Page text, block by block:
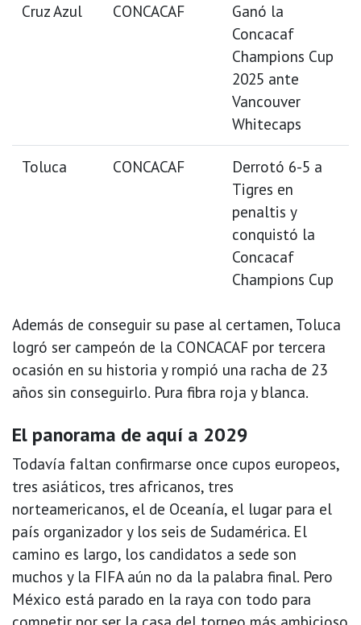
Cruz Azul CONCACAF
Ganó la
Concacaf
Champions Cup
2025 ante
Vancouver
Whitecaps
Toluca CONCACAF
Derrotó 6-5 a
Tigres en
penaltis y
conquistó la
Concacaf
Champions Cup
Además de conseguir su pase al certamen, Toluca
logró ser campeón de la CONCACAF por tercera
ocasión en su historia y rompió una racha de 23
años sin conseguirlo. Pura fibra roja y blanca.
El panorama de aquí a 2029
Todavía faltan confirmarse once cupos europeos,
tres asiáticos, tres africanos, tres
norteamericanos, el de Oceanía, el lugar para el
país organizador y los seis de Sudamérica. El
camino es largo, los candidatos a sede son
muchos y la FIFA aún no da la palabra final. Pero
México está parado en la raya con todo para